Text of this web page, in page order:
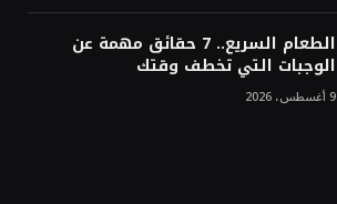
الطعام السريع.. 7 حقائق مهمة عن
الوجبات التي تخطف وقتك
9 أغسطس، 2026